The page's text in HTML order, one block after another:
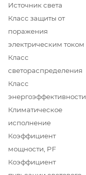
Источник света
Класс защиты от
поражения
электрическим током
Класс
светораспределения
Класс
энергоэффективности
Климатическое
исполнение
Коэффициент
мощности, PF
Коэффициент